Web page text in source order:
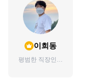
이희동
평범한 직장인입